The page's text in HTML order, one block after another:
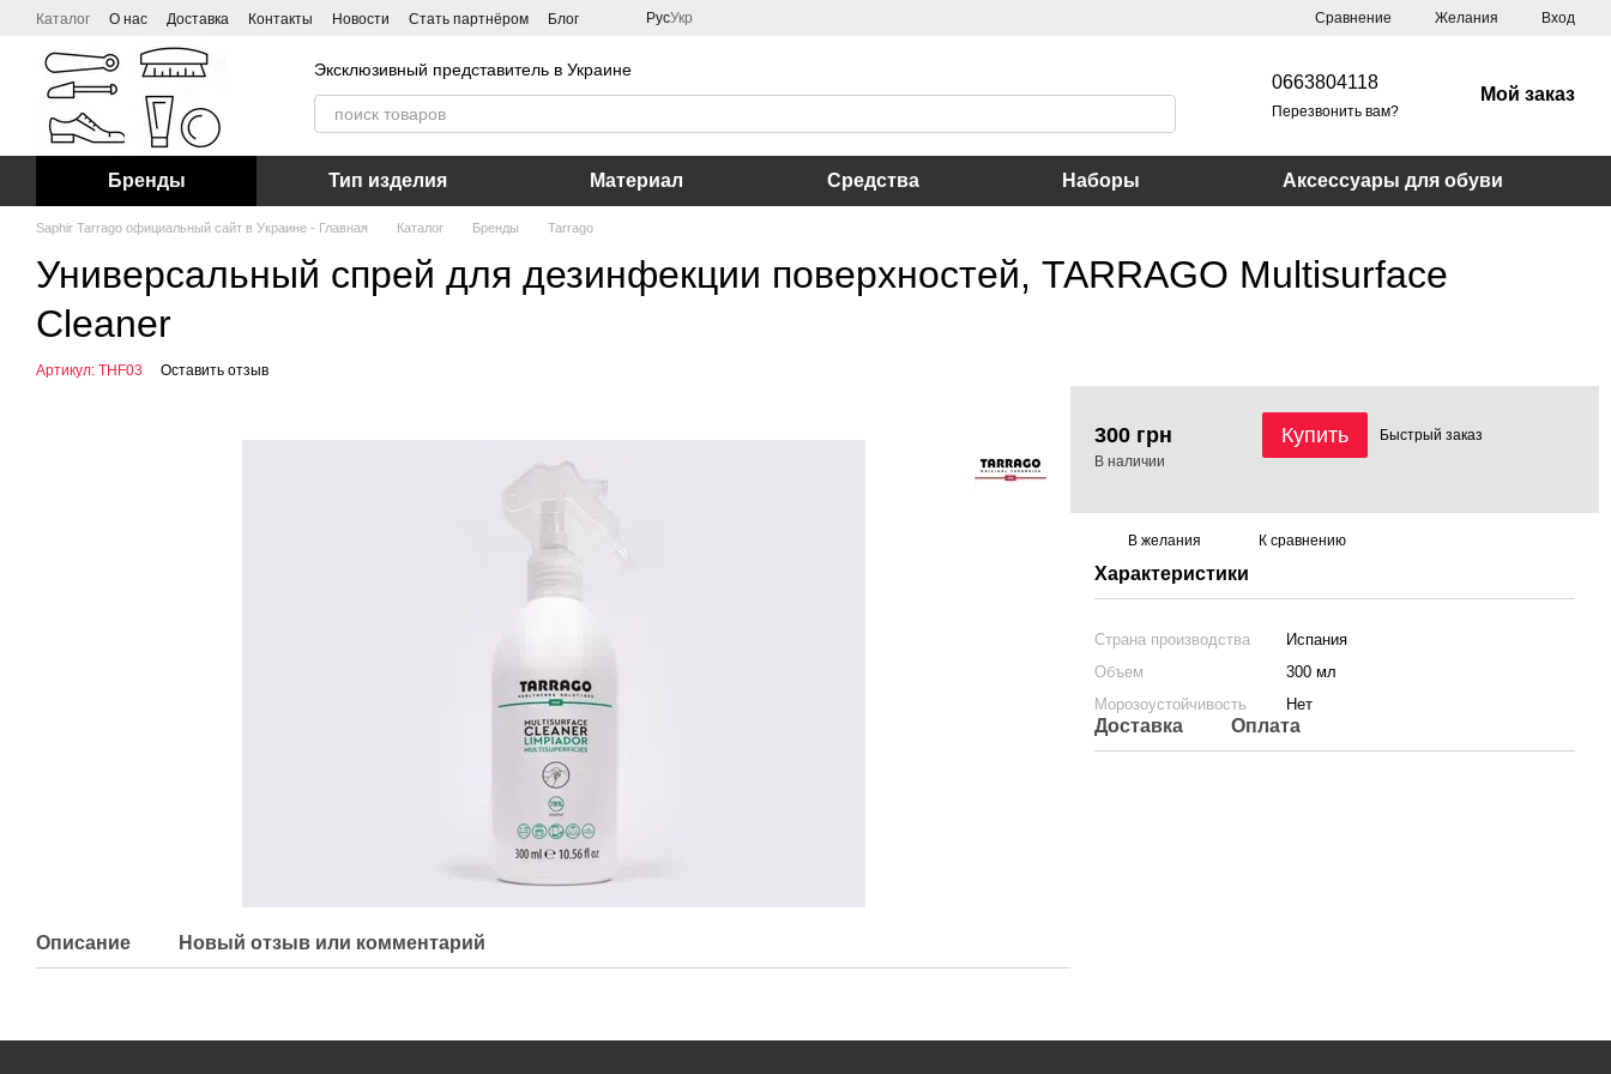
Перейти к основному контенту
Каталог О нас Доставка Контакты Новости Стать партнёром Блог РусУкр Сравнение Желания Вход
Эксклюзивный представитель в Украине
0663804118
Перезвонить вам?
Мой заказ
Бренды Тип изделия Материал Средства Наборы Аксессуары для обуви
Saphir Tarrago официальный сайт в Украине - Главная Каталог Бренды Tarrago
Универсальный спрей для дезинфекции поверхностей, TARRAGO Multisurface
Cleaner
Артикул: THF03 Оставить отзыв
Описание Новый отзыв или комментарий
300 грн
В наличии
Купить Быстрыйзаказ
В желания К сравнению
Характеристики
Страна производства
Испания
Объем
300 мл
Морозоустойчивость
Нет
Доставка Оплата